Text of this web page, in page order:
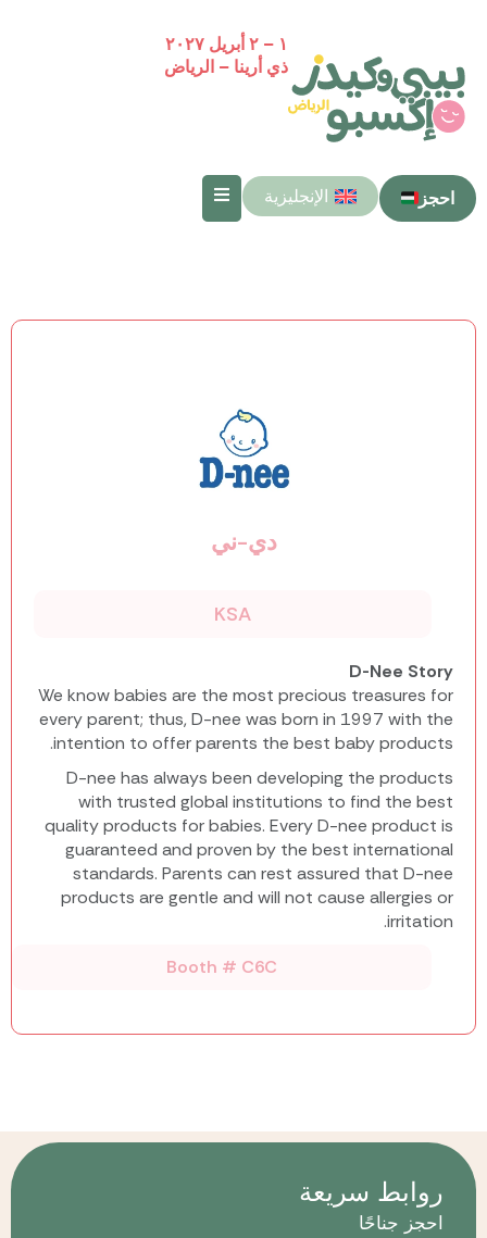
١ – ٢ أبريل ٢٠٢٧
ذي أرينا – الرياض
احجز الإنجليزية
دي-ني
KSA
D-Nee Story
We know babies are the most precious treasures for
every parent; thus, D-nee was born in 1997 with the
intention to offer parents the best baby products.
D-nee has always been developing the products
with trusted global institutions to find the best
quality products for babies. Every D-nee product is
guaranteed and proven by the best international
standards. Parents can rest assured that D-nee
products are gentle and will not cause allergies or
irritation.
Booth # C6C
روابط سريعة
احجز جناحًا